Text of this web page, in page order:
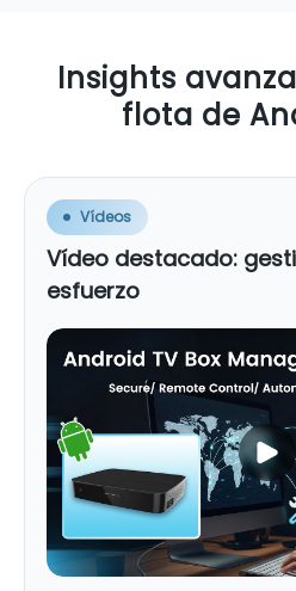
Insights
flota de
Vídeos
Vídeo destacado:
esfuerzo